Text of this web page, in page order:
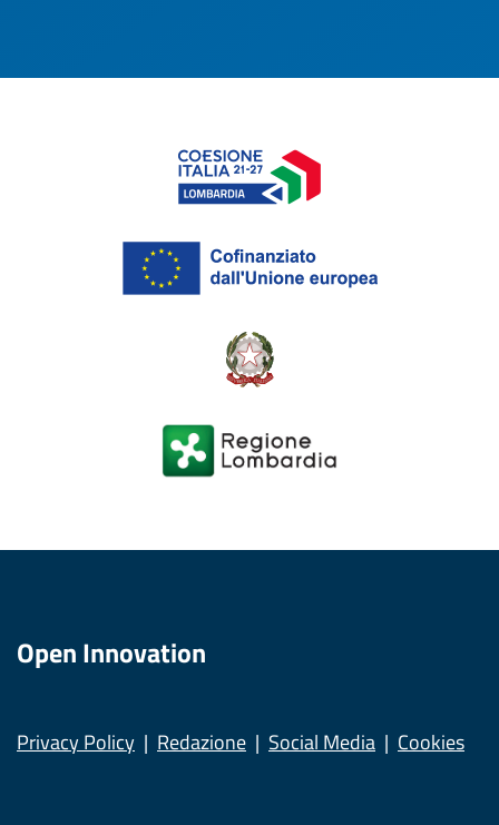
Open Innovation
Privacy Policy Redazione Social Media Cookies